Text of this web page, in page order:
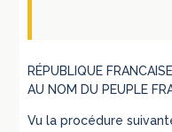
RÉPUBLIQUE FRANCAISE
AU NOM DU PEUPLE
Vu la procédure